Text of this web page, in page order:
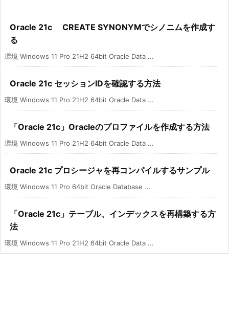
Oracle 21c CREATE SYNONYMでシノニムを作成す
る
環境 Windows 11 Pro 21H2 64bit Oracle Data ...
Oracle 21c セッションIDを確認する方法
環境 Windows 11 Pro 21H2 64bit Oracle Data ...
「Oracle 21c」Oracleのプロファイルを作成する方法
環境 Windows 11 Pro 21H2 64bit Oracle Data ...
Oracle 21c プロシージャを再コンパイルするサンプル
環境 Windows 11 Pro 64bit Oracle Database ...
「Oracle 21c」テーブル、インデックスを再構築する方
法
環境 Windows 11 Pro 21H2 64bit Oracle Data ...